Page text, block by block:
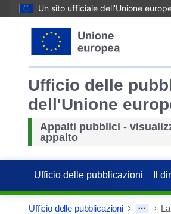
Un sito ufficiale dell’Unione
Ufficio delle
dell'Unione
Appalti pubblici -
appalto
Ufficio delle pubblicazioni Il
Ufficio delle pubblicazioni